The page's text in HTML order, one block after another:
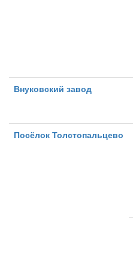
Внуковский завод
Посёлок Толстопальцево